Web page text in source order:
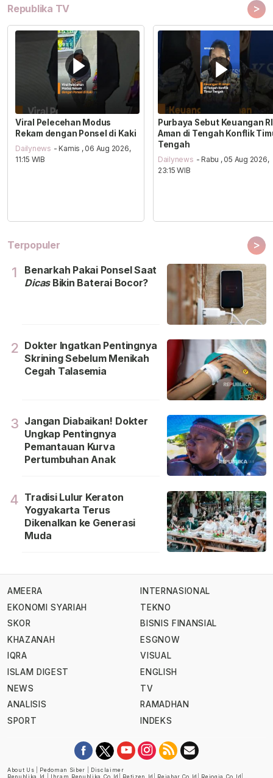
Republika TV >
Viral Pelecehan Modus
Rekam dengan Ponsel di Kaki
Dailynews - Kamis , 06 Aug 2026,
11:15 WIB
Purbaya Sebut Keuangan RI
Aman di Tengah Konflik
Tengah
Dailynews - Rabu , 05 Aug 2026,
23:15 WIB
Terpopuler >
1
Benarkah Pakai Ponsel Saat
DicasBikin Baterai Bocor?
2 Dokter Ingatkan Pentingnya
Skrining Sebelum Menikah
Cegah Talasemia
3 Jangan Diabaikan! Dokter
Ungkap Pentingnya
Pemantauan Kurva
Pertumbuhan Anak
4 Tradisi Lulur Keraton
Yogyakarta Terus
Dikenalkan ke Generasi
Muda
AMEERA
EKONOMI SYARIAH
SKOR
KHAZANAH
IQRA
ISLAM DIGEST
NEWS
ANALISIS
SPORT
INTERNASIONAL
TEKNO
BISNIS FINANSIAL
ESGNOW
VISUAL
ENGLISH
TV
RAMADHAN
INDEKS
About Us Pedoman Siber
Disclaimer